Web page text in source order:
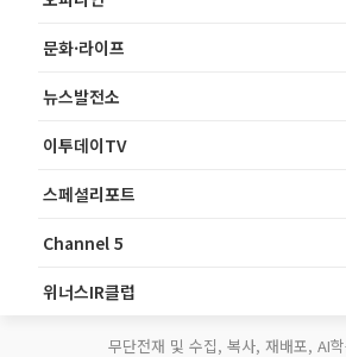
문화·라이프
뉴스발전소
이투데이TV
스페셜리포트
Channel 5
위너스IR클럽
무단전재 및 수집, 복사, 재배포, AI